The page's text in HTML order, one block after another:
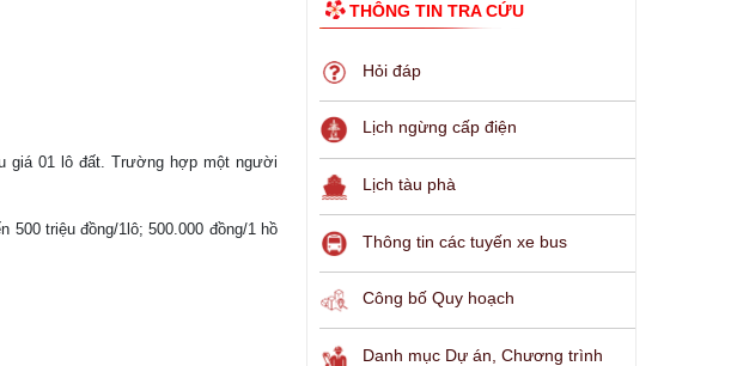
giá 01 lô đất. Trường hợp một người
triệu đồng/1lô; 500.000 đồng/1 hồ
THÔNG TIN TRA CỨU
Hỏi đáp
Lịch ngừng cấp điện
Lịch tàu phà
Thông tin các tuyến xe bus
Công bố Quy hoạch
Danh mục Dự án, Chương trình